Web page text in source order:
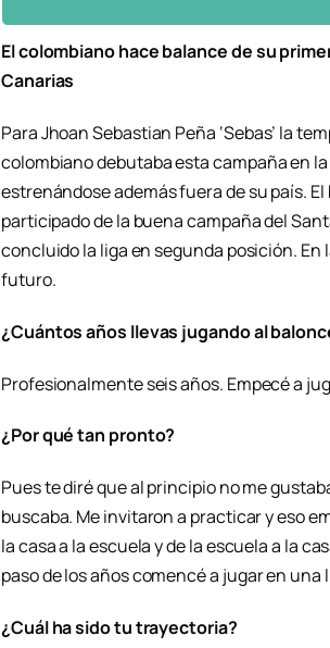
El colombiano hace balance de su
Canarias
Para Jhoan Sebastian Peña ‘Sebas’ la
colombiano debutaba esta campaña en
estrenándose además fuera de su país.
participado de la buena campaña del
concluido la liga en segunda posición.
futuro.
¿Cuántos años llevas jugando al
Profesionalmente seis años. Empecé a
¿Por qué tan pronto?
Pues te diré que al principio no me
buscaba. Me invitaron a practicar y eso
la casa a la escuela y de la escuela a la
paso de los años comencé a jugar en
¿Cuál ha sido tu trayectoria?